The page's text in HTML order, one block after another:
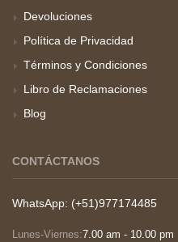
Devoluciones
Política de Privacidad
Términos y Condiciones
Libro de Reclamaciones
Blog
CONTÁCTANOS
WhatsApp: (+51)977174485
Lunes-Viernes:7.00 am - 10.00 pm